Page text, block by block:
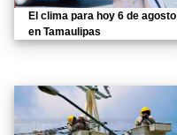
El clima para hoy 6 de agosto
en Tamaulipas